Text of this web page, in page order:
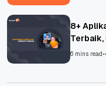
8+
Terbaik,
Asing!
6 mins read•